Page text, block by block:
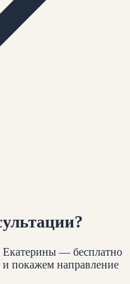
Екатерины — бесплатно
покажем направление